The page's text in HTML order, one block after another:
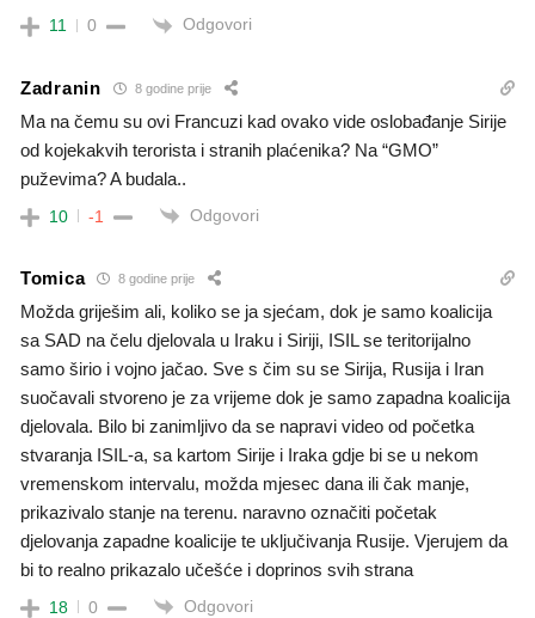
11 0 Odgovori
Zadranin 8 godine prije
Ma na čemu su ovi Francuzi kad ovako vide oslobađanje Sirije
od kojekakvih terorista i stranih plaćenika? Na “GMO”
puževima? A budala..
10 -1 Odgovori
Tomica 8 godine prije
Možda griješim ali, koliko se ja sjećam, dok je samo koalicija
sa SAD na čelu djelovala u Iraku i Siriji, ISIL se teritorijalno
samo širio i vojno jačao. Sve s čim su se Sirija, Rusija i Iran
suočavali stvoreno je za vrijeme dok je samo zapadna koalicija
djelovala. Bilo bi zanimljivo da se napravi video od početka
stvaranja ISIL-a, sa kartom Sirije i Iraka gdje bi se u nekom
vremenskom intervalu, možda mjesec dana ili čak manje,
prikazivalo stanje na terenu. naravno označiti početak
djelovanja zapadne koalicije te uključivanja Rusije. Vjerujem da
bi to realno prikazalo učešće i doprinos svih strana
18 0 Odgovori